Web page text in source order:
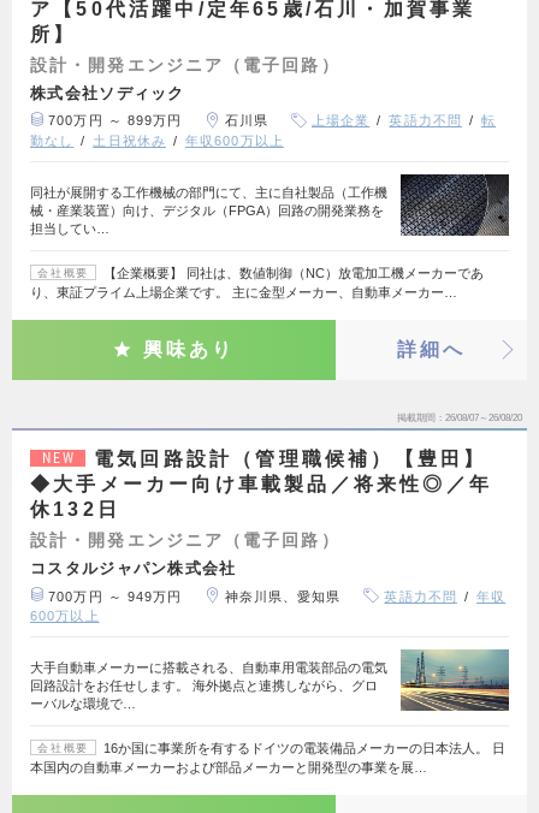
ア【50代活躍中/定年65歳/石川・加賀事業
所】
設計・開発エンジニア（電子回路）
株式会社ソディック
700万円 ～ 899万円 石川県 上場企業 英語力不問
転
勤なし
土日祝休み 年収600万以上
同社が展開する工作機械の部門にて、主に自社製品（工作機
械・産業装置）向け、デジタル（FPGA）回路の開発業務を
担当してい…
会社概要
【企業概要】 同社は、数値制御（NC）放電加工機メーカーであ
り、東証プライム上場企業です。 主に金型メーカー、自動車メーカー…
興味あり 詳細へ
掲載期間 26/08/07～26/08/20
NEW
電気回路設計（管理職候補）【豊田】
◆大手メーカー向け車載製品／将来性◎／年
休132日
設計・開発エンジニア（電子回路）
コスタルジャパン株式会社
700万円 ～ 949万円 神奈川県、愛知県 英語力不問
年収
600万以上
大手自動車メーカーに搭載される、自動車用電装部品の電気
回路設計をお任せします。 海外拠点と連携しながら、グロ
ーバルな環境で…
会社概要
16か国に事業所を有するドイツの電装備品メーカーの日本法人。 日
本国内の自動車メーカーおよび部品メーカーと開発型の事業を展…